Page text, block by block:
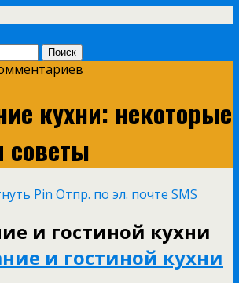
кухни: некоторые
советы
Pin Отпр. по эл. почте SMS
и гостиной кухни